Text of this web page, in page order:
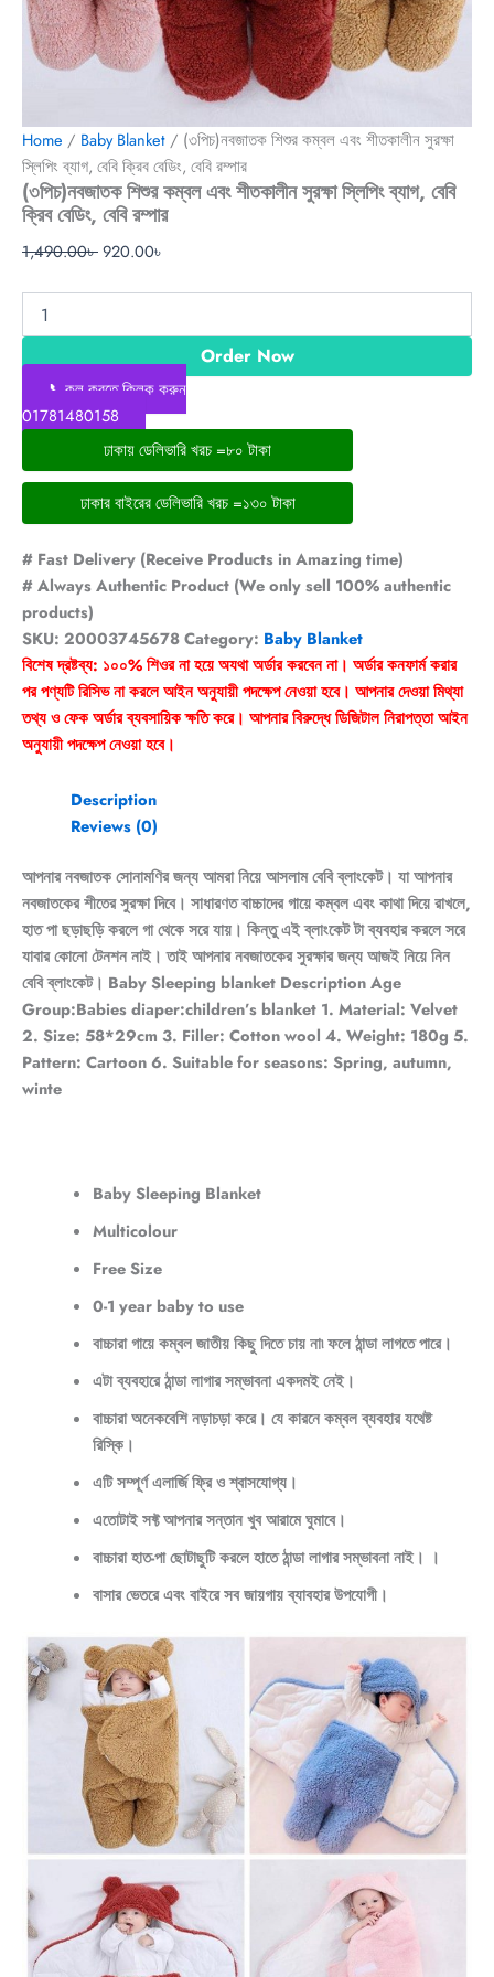
Home / Baby Blanket / (৩পিচ)নবজাতক শিশুর কম্বল এবং শীতকালীন সুরক্ষা
স্লিপিং ব্যাগ, বেবি ক্রিব বেডিং, বেবি রম্পার
(৩পিচ)নবজাতক শিশুর কম্বল এবং শীতকালীন সুরক্ষা স্লিপিং ব্যাগ, বেবি
ক্রিব বেডিং, বেবি রম্পার
1,490.00৳920.00৳
Order Now
📞কল করতে ক্লিক করুন
01781480158
ঢাকায় ডেলিভারি খরচ =৮০ টাকা
ঢাকার বাইরের ডেলিভারি খরচ =১৩০ টাকা
# Fast Delivery (Receive Products in Amazing time)
# Always Authentic Product (We only sell 100% authentic
products)
SKU: 20003745678Category: Baby Blanket
বিশেষ দ্রষ্টব্য: ১০০% শিওর না হয়ে অযথা অর্ডার করবেন না। অর্ডার কনফার্ম করার
পর পণ্যটি রিসিভ না করলে আইন অনুযায়ী পদক্ষেপ নেওয়া হবে। আপনার দেওয়া মিথ্যা
তথ্য ও ফেক অর্ডার ব্যবসায়িক ক্ষতি করে। আপনার বিরুদ্ধে ডিজিটাল নিরাপত্তা আইন
অনুযায়ী পদক্ষেপ নেওয়া হবে।
Description
Reviews (0)
আপনার নবজাতক সোনামণির জন্য আমরা নিয়ে আসলাম বেবি ব্লাংকেট। যা আপনার
নবজাতকের শীতের সুরক্ষা দিবে। সাধারণত বাচ্চাদের গায়ে কম্বল এবং কাথা দিয়ে রাখলে,
হাত পা ছড়াছড়ি করলে গা থেকে সরে যায়। কিন্তু এই ব্লাংকেট টা ব্যবহার করলে সরে
যাবার কোনো টেনশন নাই। তাই আপনার নবজাতকের সুরক্ষার জন্য আজই নিয়ে নিন
বেবি ব্লাংকেট। Baby Sleeping blanket Description Age
Group:Babies diaper:children’s blanket 1. Material: Velvet
2. Size: 58*29cm 3. Filler: Cotton wool 4. Weight: 180g 5.
Pattern: Cartoon 6. Suitable for seasons: Spring, autumn,
winte
Baby Sleeping Blanket
Multicolour
Free Size
0-1 year baby to use
বাচ্চারা গায়ে কম্বল জাতীয় কিছু দিতে চায় না৷ ফলে ঠান্ডা লাগতে পারে।
এটা ব্যবহারে ঠান্ডা লাগার সম্ভাবনা একদমই নেই।
বাচ্চারা অনেকবেশি নড়াচড়া করে। যে কারনে কম্বল ব্যবহার যথেষ্ট
রিস্কি।
এটি সম্পূর্ণ এলার্জি ফ্রি ও শ্বাসযোগ্য।
এতোটাই সফ্ট আপনার সন্তান খুব আরামে ঘুমাবে।
বাচ্চারা হাত-পা ছোটাছুটি করলে হাতে ঠান্ডা লাগার সম্ভাবনা নাই। ।
বাসার ভেতরে এবং বাইরে সব জায়গায় ব্যাবহার উপযোগী।